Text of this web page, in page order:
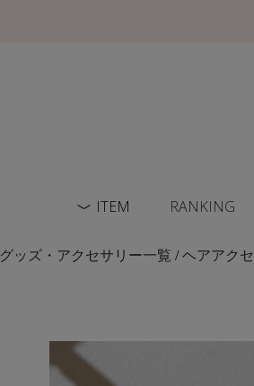
ITEM RANKING
グッズ・アクセサリー一覧 /ヘアアクセ